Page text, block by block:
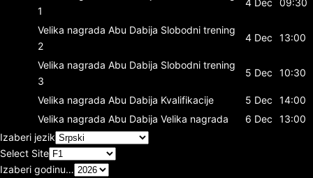
1
Velika nagrada Abu Dabija Slobodni trening
2
4 Dec 13:00
Velika nagrada Abu Dabija Slobodni trening
3
5 Dec 10:30
Velika nagrada Abu Dabija Kvalifikacije 5 Dec
14:00
Velika nagrada Abu Dabija Velika nagrada 6 Dec
13:00
Izaberi jezik
Select Site
Izaberi godinu…